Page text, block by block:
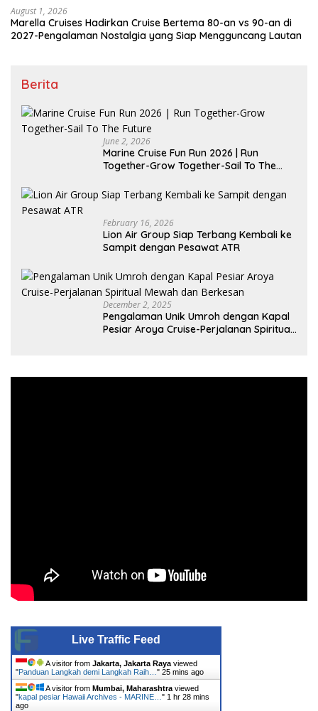
August 1, 2026
Marella Cruises Hadirkan Cruise Bertema 80-an vs 90-an di
2027-Pengalaman Nostalgia yang Siap Mengguncang Lautan
Berita
June 2, 2026
Marine Cruise Fun Run 2026 | Run
Together-Grow Together-Sail To The
February 16, 2026
Lion Air Group Siap Terbang Kembali ke
Sampit dengan Pesawat ATR
December 2, 2025
Pengalaman Unik Umroh dengan Kapal
Pesiar Aroya Cruise-Perjalanan Spiritual
Live Traffic Feed
A visitor from Jakarta, Jakarta Raya viewed
"Panduan Langkah demi Langkah Raih… " 25 mins ago
A visitor from Mumbai, Maharashtra viewed
"kapal pesiar Hawaii Archives - MARINE… " 1 hr 28 mins
ago